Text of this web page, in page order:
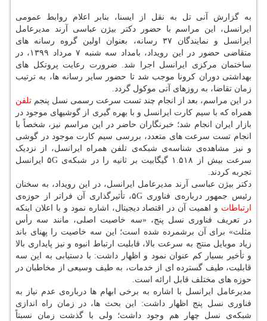
به گزارش آنی تل به نقل از ایسنا، بنابر اعلام روابط عمومی
ایرانسل، این مراسم با حضور دکتر بیژن عباسی آرند مدیرعامل
ایرانسل و نمایندگان ۳۷ رسانه، بعنوان اولین گروه رسانه های
متقاضی حضور در این رویداد، بامداد سه شنبه ۷ مرداد ۱۳۹۹، در
ساختمان مرکزی ایرانسل اجرا شد. ضرورت رعایت پروتکل های
بهداشتی دوران کرونا موجب شد تا حضور سایر رسانه ها، به ترتیب
زمان تقاضا، به روزهای آتی موکول گردد.
در این مراسم، بعد از انجام چند تست سرعت رسمی نسل پنجم تلفن
همراه که با سیم کارت ایرانسل و با بهره گیری از گوشیهای موجود در
بازار ایران انجام شد؛ خبرنگاران حاضر در این مراسم نیز، شخصاً با
انجام تست سرعت های متعدد، بررسی سیم کارت موجود در گوشی
و نیز مشاهده‌ی شناسه‌ی شبکه‌ی تلفن همراه ایرانسل، از نزدیک
سرعت بیش از ۱.۵۱۸ گیگابیت بر ثانیه را در شبکه‌ی ۵G ایرانسل
تجربه کردند.
دکتر بیژن عباسی آرند مدیرعامل ایرانسل، در این رویداد، به سخنان
رئیس جمهور درباره‌ی فناوری ۵G، تأثیرگذاری آن فراتر از حوزه‌ی
ارتباطات و اهمیت آن در اقتصاد دیجیتال، اشاره نمود و با اعلان اینکه
در تعریف فناوری نسل پنج، «سه خاصیت اصلی، مانند سه رأس
مثلث» برای آن برشمرده شده است؛ این سه خاصیت را پهنای باند
زیاد موبایل منتج به سرعت بالا، قابلیت ارتباط انبوه و نیز پایداری بالا
و تأخیر بسیار کم عنوان نمود و اظهار داشت: با دستیابی به این سه
قابلیت، طیف گسترده ای از خدمات، به طیف وسیعی از مخاطبان در
حوزه های مختلف قابل ارائه است.
مدیرعامل ایرانسل با اشاره به برخی ابهام ها درباره‌ی عدم نیاز به
فناوری نسل پنج اظهار داشت: این بحث ها، در زمان راه اندازی
شبکه‌ی نسل چهار هم وجود داشت؛ ولی با گذشت زمان نسبتاً